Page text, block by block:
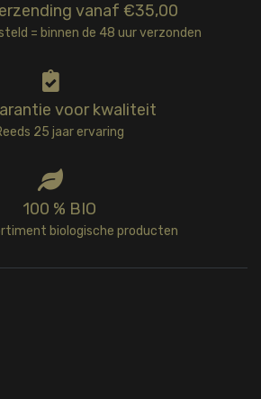
vanaf €35,00
= binnen de 48 uur verzonden
voor kwaliteit
25 jaar ervaring
100 % BIO
biologische producten